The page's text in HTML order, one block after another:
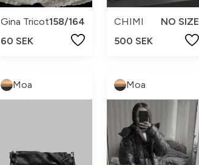
Gina Tricot158/164
60 SEK
CHIMI
NO SIZE
500 SEK
Moa Moa